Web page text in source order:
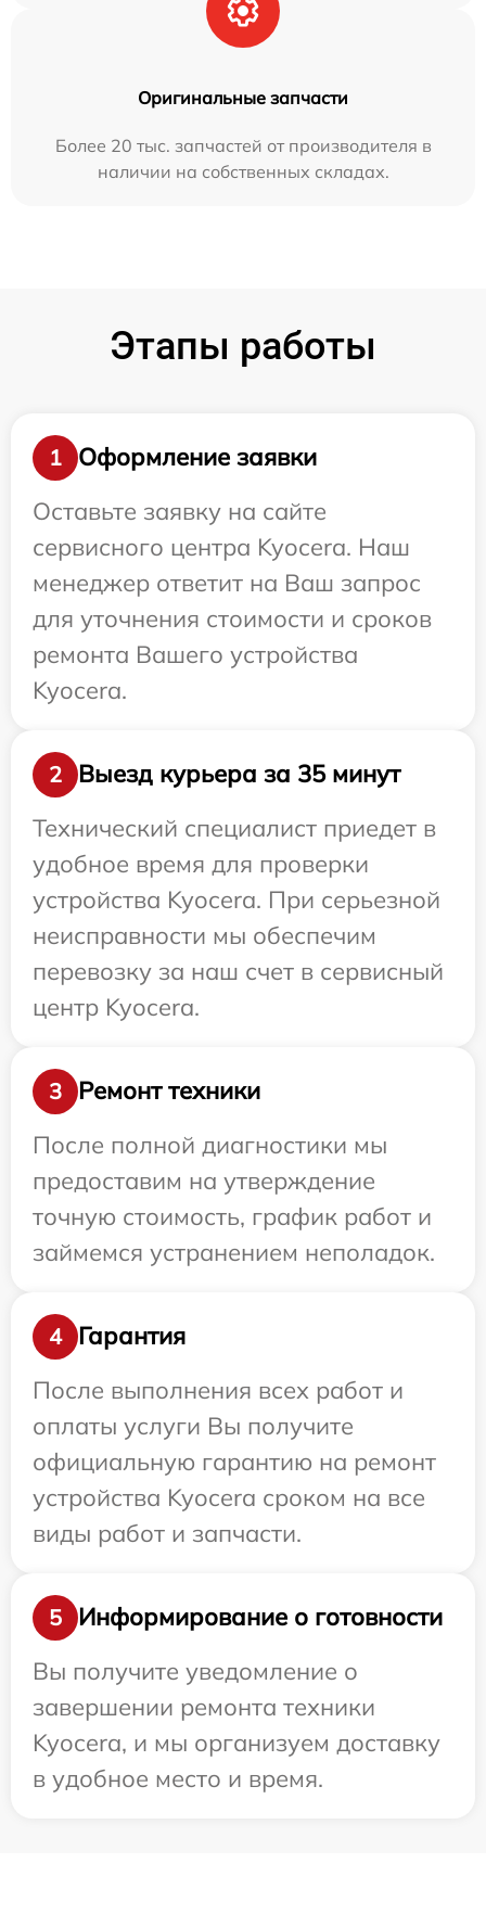
Оригинальные запчасти
Более 20 тыс. запчастей от производителя в
наличии на собственных складах.
Этапы работы
1
Оформление заявки
Оставьте заявку на сайте
сервисного центра Kyocera. Наш
менеджер ответит на Ваш запрос
для уточнения стоимости и сроков
ремонта Вашего устройства
Kyocera.
2
Выезд курьера за 35 минут
Технический специалист приедет в
удобное время для проверки
устройства Kyocera. При серьезной
неисправности мы обеспечим
перевозку за наш счет в сервисный
центр Kyocera.
3
Ремонт техники
После полной диагностики мы
предоставим на утверждение
точную стоимость, график работ и
займемся устранением неполадок.
4
Гарантия
После выполнения всех работ и
оплаты услуги Вы получите
официальную гарантию на ремонт
устройства Kyocera сроком на все
виды работ и запчасти.
5
Информирование о готовности
Вы получите уведомление о
завершении ремонта техники
Kyocera, и мы организуем доставку
в удобное место и время.